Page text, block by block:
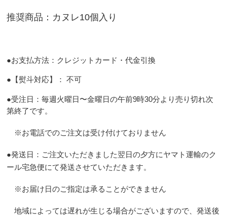
推奨商品：カヌレ10個入り
●お支払方法：クレジットカード・代金引換
● 【熨斗対応】： 不可
●受注日：毎週火曜日〜金曜日の午前9時30分より売り切れ次
第終了です。
※お電話でのご注文は受け付けておりません
●発送日： ご注文いただきました翌日の夕方にヤマト運輸のク
ール宅急便にて発送させていただきます。
※お届け日のご指定は承ることができません
地域によっては遅れが生じる場合がございますので、発送後